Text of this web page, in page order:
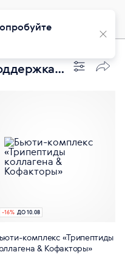
Витамины и добавки (поддержка костной ткани)
-16% ДО 10.08
комплекс «Трипептиды
& Кофакторы»